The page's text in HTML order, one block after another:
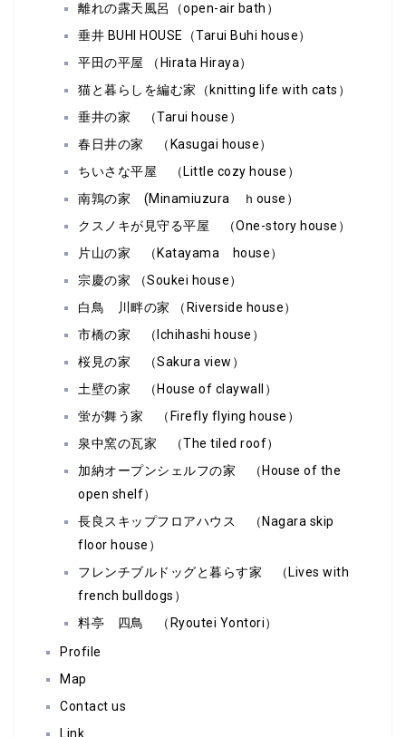
離れの露天風呂（open-air bath）
垂井 BUHI HOUSE（Tarui Buhi house）
平田の平屋 （Hirata Hiraya）
猫と暮らしを編む家（knitting life with cats）
垂井の家 （Tarui house）
春日井の家 （Kasugai house）
ちいさな平屋 （Little cozy house）
南鶉の家 (Minamiuzura ｈouse）
クスノキが見守る平屋 （One-story house）
片山の家 （Katayama house）
宗慶の家 （Soukei house）
白鳥 川畔の家 （Riverside house）
市橋の家 （Ichihashi house）
桜見の家 （Sakura view）
土壁の家 （House of claywall）
蛍が舞う家 （Firefly flying house）
泉中窯の瓦家 （The tiled roof）
加納オープンシェルフの家 （House of the
open shelf）
長良スキップフロアハウス （Nagara skip
floor house）
フレンチブルドッグと暮らす家 （Lives with
french bulldogs）
料亭 四鳥 （Ryoutei Yontori）
Profile
Map
Contact us
Link